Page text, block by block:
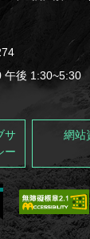
午後 1:30~5:30
サ
ー
網站